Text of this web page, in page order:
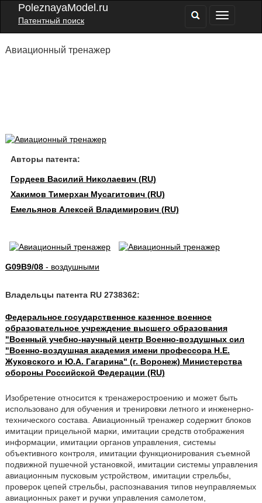
PoleznayaModel.ru
Патентный поиск
Авиационный тренажер
Авторы патента:
Гордеев Василий Николаевич (RU)
Хакимов Тимерхан Мусагитович (RU)
Емельянов Алексей Владимирович (RU)
G09B9/08- воздушными
Владельцы патента RU 2738362:
Федеральное государственное казенное военное
образовательное учреждение высшего образования
"Военный учебно-научный центр Военно-воздушных сил
"Военно-воздушная академия имени профессора Н.Е.
Жуковского и Ю.А. Гагарина" (г. Воронеж) Министерства
обороны Российской Федерации (RU)
Изобретение относится к тренажеростроению и может быть
использовано для обучения и тренировки летного и инженерно-
технического состава. Авиационный тренажер содержит блоков
имитации прицельной марки, имитации средств отображения
информации, имитации органов управления, системы
объективного контроля, имитации функционирования съемной
подвижной пушечной установкой, имитации системы управления
авиационным пусковым устройством, имитации стрельбы,
проверок цепей стрельбы, распознавания типов неуправляемых
авиационных ракет и ручки управления самолетом,